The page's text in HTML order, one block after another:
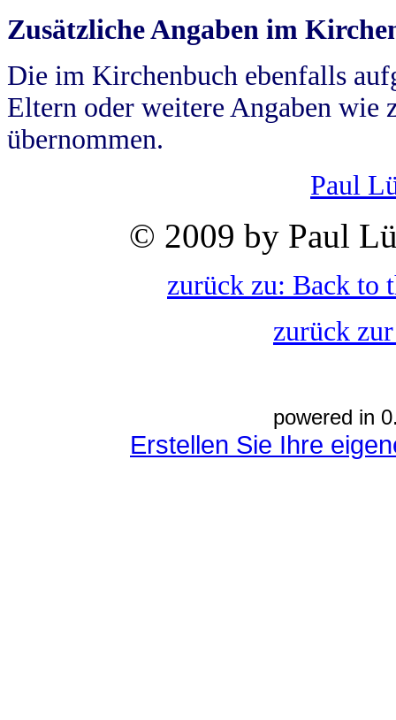
Zusätzliche Angaben im
Die im Kirchenbuch ebenfalls
Eltern oder weitere Angaben wie
übernommen.
Paul
© 2009 by Paul
zurück zu: Back to
zurück
powered in
Erstellen Sie Ihre